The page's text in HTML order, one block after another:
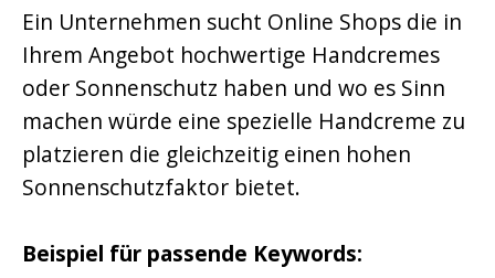
Ein Unternehmen sucht Online Shops die in
Ihrem Angebot hochwertige Handcremes
oder Sonnenschutz haben und wo es Sinn
machen würde eine spezielle Handcreme zu
platzieren die gleichzeitig einen hohen
Sonnenschutzfaktor bietet.
Beispiel für passende Keywords: